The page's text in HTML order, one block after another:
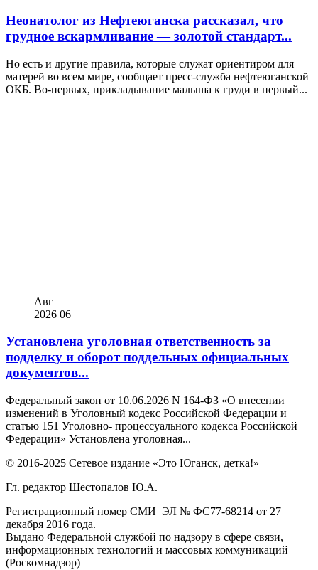
Неонатолог из Нефтеюганска рассказал, что
грудное вскармливание — золотой стандарт...
Но есть и другие правила, которые служат ориентиром для
матерей во всем мире, сообщает пресс-служба нефтеюганской
ОКБ. Во-первых, прикладывание малыша к груди в первый...
Авг
2026 06
Установлена уголовная ответственность за
подделку и оборот поддельных официальных
документов...
Федеральный закон от 10.06.2026 N 164-ФЗ «О внесении
изменений в Уголовный кодекс Российской Федерации и
статью 151 Уголовно- процессуального кодекса Российской
Федерации» Установлена уголовная...
© 2016-2025 Сетевое издание «Это Юганск, детка!»
Гл. редактор Шестопалов Ю.А.
Регистрационный номер СМИ ЭЛ № ФС77-68214 от 27
декабря 2016 года.
Выдано Федеральной службой по надзору в сфере связи,
информационных технологий и массовых коммуникаций
(Роскомнадзор)